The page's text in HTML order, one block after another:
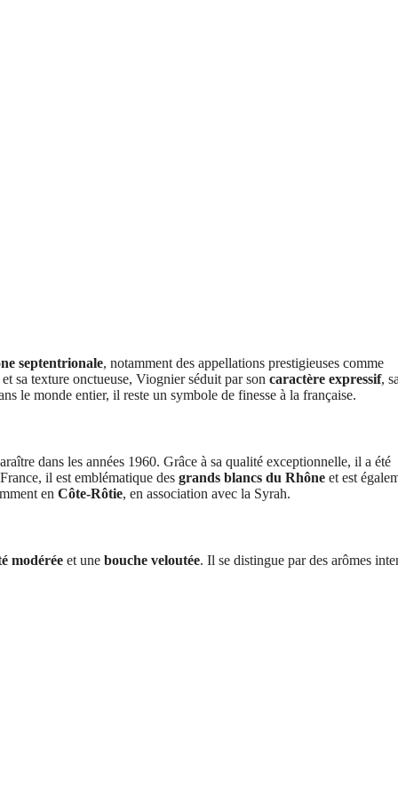
septentrionale, notamment des appellations prestigieuses comme
sa texture onctueuse, Viognier séduit par son caractère expressif,
le monde entier, il reste un symbole de finesse à la française.
dans les années 1960. Grâce à sa qualité exceptionnelle, il a été
il est emblématique des grands blancs du Rhôneet est
en Côte-Rôtie, en association avec la Syrah.
modéréeet une bouche veloutée. Il se distingue par des arômes